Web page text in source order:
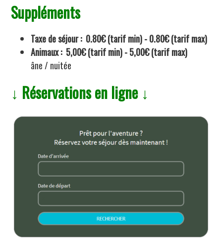
Suppléments
Taxe de séjour : 0.80€ (tarif min) - 0.80€ (tarif max)
Animaux : 5,00€ (tarif min) - 5,00€ (tarif max)
âne / nuitée
↓ Réservations en ligne ↓